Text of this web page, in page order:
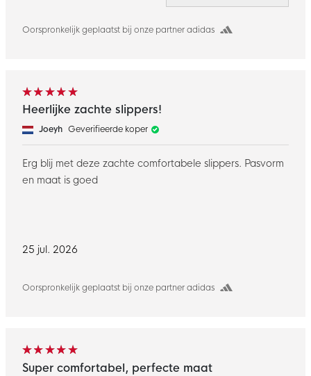
Oorspronkelijk geplaatst bij onze partner adidas
25 jul. 2026
Oorspronkelijk geplaatst bij onze partner adidas
Heerlijke zachte slippers!
Joeyh Geverifieerde koper
Erg blij met deze zachte comfortabele slippers. Pasvorm
en maat is goed
Super comfortabel, perfecte maat